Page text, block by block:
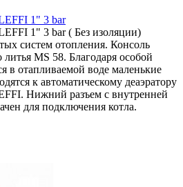
1" 3 bar
1" 3 bar ( Без изоляции)
систем отопления. Консоль
литья MS 58. Благодаря особой
в отапливаемой воде маленькие
к автоматическому деаэратору
Нижний разъем с внутренней
для подключения котла.